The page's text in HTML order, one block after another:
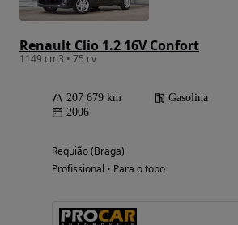
Renault Clio 1.2 16V Confort
1149 cm3 • 75 cv
207 679 km Gasolina
2006
Requião (Braga)
Profissional • Para o topo